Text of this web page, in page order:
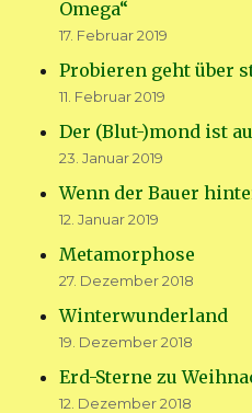
Omega“
17. Februar 2019
Probieren geht über
11. Februar 2019
Der (Blut-)mond ist
23. Januar 2019
Wenn der Bauer
12. Januar 2019
Metamorphose
27. Dezember 2018
Winterwunderland
19. Dezember 2018
Erd-Sterne zu
12. Dezember 2018